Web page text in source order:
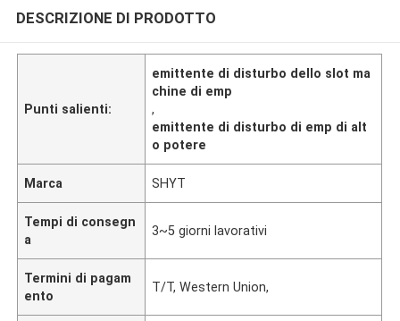
DESCRIZIONE DI PRODOTTO
Punti salienti:
emittente di disturbo dello slot ma
chine di emp
,
emittente di disturbo di emp di alt
o potere
Marca SHYT
Tempi di consegn
a
3~5 giorni lavorativi
Termini di pagam
ento
T/T, Western Union,